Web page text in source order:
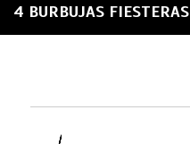
4 BURBUJAS FIESTERAS